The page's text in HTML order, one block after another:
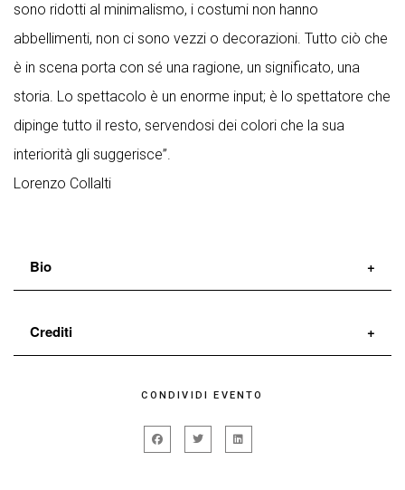
sono ridotti al minimalismo, i costumi non hanno
abbellimenti, non ci sono vezzi o decorazioni. Tutto ciò che
è in scena porta con sé una ragione, un significato, una
storia. Lo spettacolo è un enorme input; è lo spettatore che
dipinge tutto il resto, servendosi dei colori che la sua
interiorità gli suggerisce”.
Lorenzo Collalti
Bio
L’Uomo di Fumo
attori professionisti diplomati all’Accademia Nazionale
compagnia debutta all’interno del Festival
Crediti
Regia e drammaturgiaLorenzo Collalti
Grafica e Costumi
Silvia Romualdi
CONDIVIDI EVENTO